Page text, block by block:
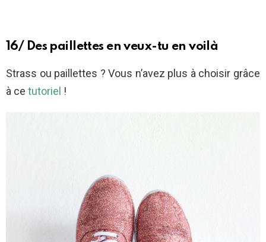
16/ Des paillettes en veux-tu en voilà
Strass ou paillettes ? Vous n’avez plus à choisir grâce
à ce tutoriel !